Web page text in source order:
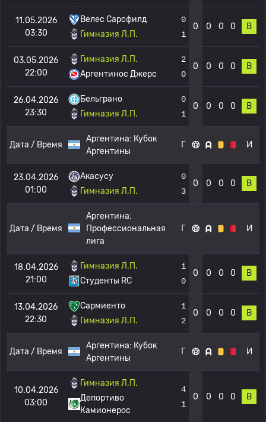
11.05.2026
03:30
Велес Сарсфилд
Гимназия Л.П.
0
1
0 0 0 0 В
03.05.2026
22:00
Гимназия Л.П.
Аргентинос Джерс
2
0
0 0 0 0 В
26.04.2026
23:30
Бельграно
Гимназия Л.П.
0
1
0 0 0 0 В
Дата / Время
Аргентина: Кубок
Аргентины
Г И
23.04.2026
01:00
Акасусу
Гимназия Л.П.
0
3
0 0 0 0 В
Дата / Время
Аргентина:
Профессиональная
лига
Г И
18.04.2026
21:00
Гимназия Л.П.
Студенты RC
1
0
0 0 0 0 В
13.04.2026
22:30
Сармиенто
Гимназия Л.П.
1
2
0 0 0 0 В
Дата / Время
Аргентина: Кубок
Аргентины
Г И
10.04.2026
03:00
Гимназия Л.П.
Депортиво
Камионерос
4
1
0 0 0 0 В